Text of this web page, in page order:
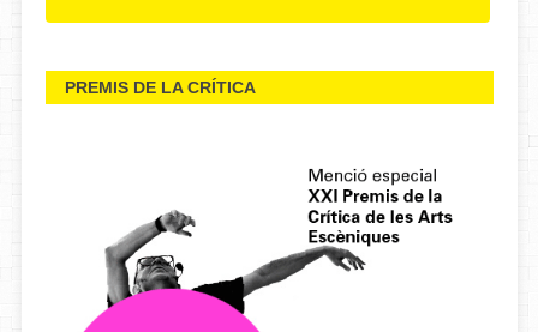
PREMIS DE LA CRÍTICA